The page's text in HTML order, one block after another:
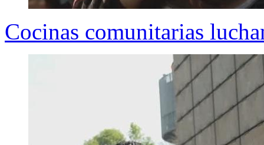
Cocinas comunitarias